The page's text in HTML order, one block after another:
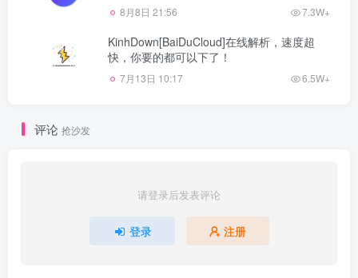
8月8日 21:56 7.3W+
KinhDown[BaiDuCloud]在线解析，速度超
快，你要的都可以下了！
7月13日 10:17 6.5W+
评论 抢沙发
请登录后发表评论
登录 注册